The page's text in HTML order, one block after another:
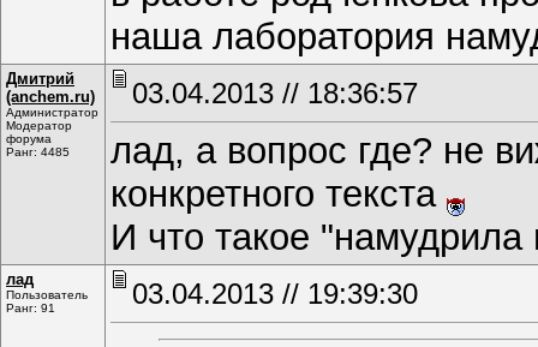
наша лаборатория
Дмитрий
(anchem.ru)
Администратор
Модератор
форума
Ранг: 4485
03.04.2013 // 18:36:57
лад, а вопрос где? не
конкретного текста
И что такое "намудрила
лад
Пользователь
Ранг: 91
03.04.2013 // 19:39:30